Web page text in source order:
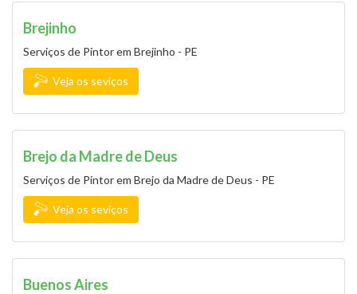
Brejinho
Serviços de Pintor em Brejinho - PE
Veja os seviços
Brejo da Madre de Deus
Serviços de Pintor em Brejo da Madre de Deus - PE
Veja os seviços
Buenos Aires